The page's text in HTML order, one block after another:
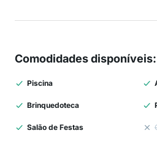
Comodidades disponíveis:
Piscina
Brinquedoteca
Salão de Festas